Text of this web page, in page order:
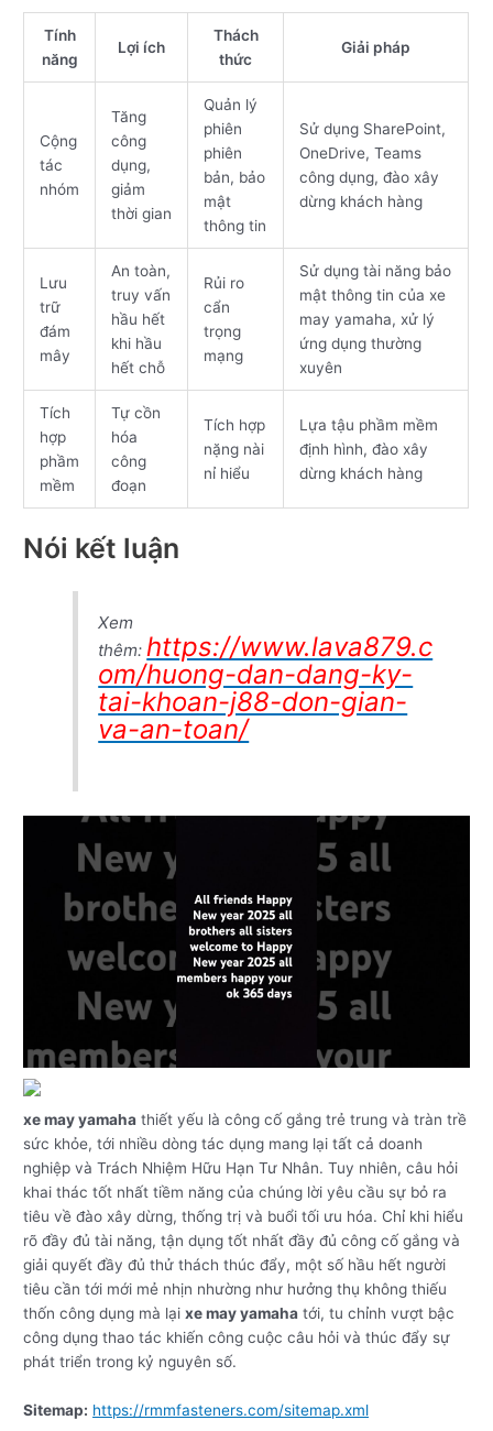
Tính
năng
Lợi ích
Thách
thức
Giải pháp
Cộng
tác
nhóm
Tăng
công
dụng,
giảm
thời gian
Quản lý
phiên
phiên
bản, bảo
mật
thông tin
Sử dụng SharePoint,
OneDrive, Teams
công dụng, đào xây
dừng khách hàng
Lưu
trữ
đám
mây
An toàn,
truy vấn
hầu hết
khi hầu
hết chỗ
Rủi ro
cẩn
trọng
mạng
Sử dụng tài năng bảo
mật thông tin của xe
may yamaha, xử lý
ứng dụng thường
xuyên
Tích
hợp
phầm
mềm
Tự cồn
hóa
công
đoạn
Tích hợp
nặng nài
nỉ hiểu
Lựa tậu phầm mềm
định hình, đào xây
dừng khách hàng
Nói kết luận
Xem
thêm:https://www.lava879.c
om/huong-dan-dang-ky-
tai-khoan-j88-don-gian-
va-an-toan/
xe may yamaha thiết yếu là công cố gắng trẻ trung và tràn trề
sức khỏe, tới nhiều dòng tác dụng mang lại tất cả doanh
nghiệp và Trách Nhiệm Hữu Hạn Tư Nhân. Tuy nhiên, câu hỏi
khai thác tốt nhất tiềm năng của chúng lời yêu cầu sự bỏ ra
tiêu về đào xây dừng, thống trị và buổi tối ưu hóa. Chỉ khi hiểu
rõ đầy đủ tài năng, tận dụng tốt nhất đầy đủ công cố gắng và
giải quyết đầy đủ thử thách thúc đẩy, một số hầu hết người
tiêu cần tới mới mẻ nhịn nhường như hưởng thụ không thiếu
thốn công dụng mà lạixe may yamaha tới, tu chỉnh vượt bậc
công dụng thao tác khiến công cuộc câu hỏi và thúc đẩy sự
phát triển trong kỷ nguyên số.
Sitemap: https://rmmfasteners.com/sitemap.xml